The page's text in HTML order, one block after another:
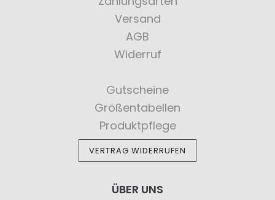
Versand
AGB
Widerruf
Gutscheine
Größentabellen
Produktpflege
VERTRAG WIDERRUFEN
ÜBER UNS